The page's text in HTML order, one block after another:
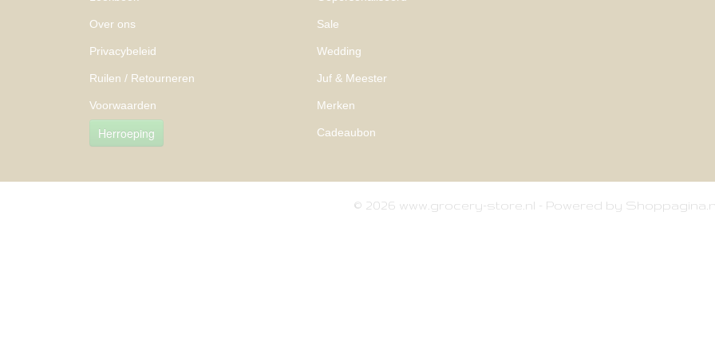
Over ons
Privacybeleid
Ruilen / Retourneren
Voorwaarden
Herroeping
Sale
Wedding
Juf & Meester
Merken
Cadeaubon
© 2026 www.grocery-store.nl - Powered by